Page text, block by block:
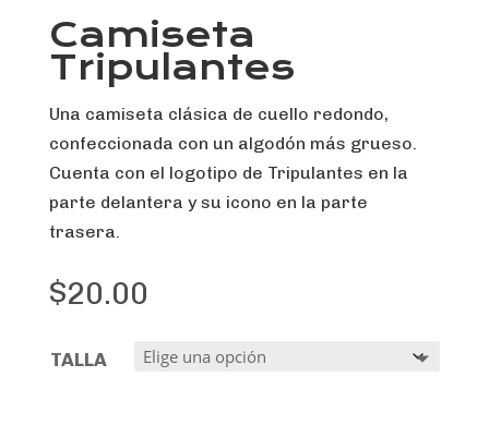
Camiseta
Tripulantes
Una camiseta clásica de cuello redondo,
confeccionada con un algodón más grueso.
Cuenta con el logotipo de Tripulantes en la
parte delantera y su icono en la parte
trasera.
$20.00
TALLA